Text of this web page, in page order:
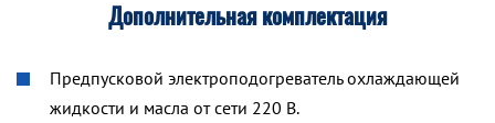
Дополнительная комплектация
Предпусковой электроподогреватель охлаждающей
жидкости и масла от сети 220 В.